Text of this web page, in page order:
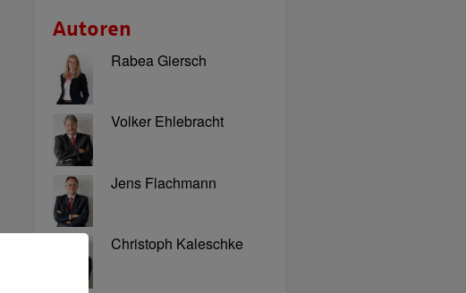
Autoren
Rabea Giersch
Volker Ehlebracht
Jens Flachmann
Christoph Kaleschke